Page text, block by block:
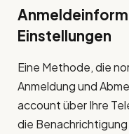
Einstellungen
Eine Methode, die
Anmeldung und
account über Ihre
die